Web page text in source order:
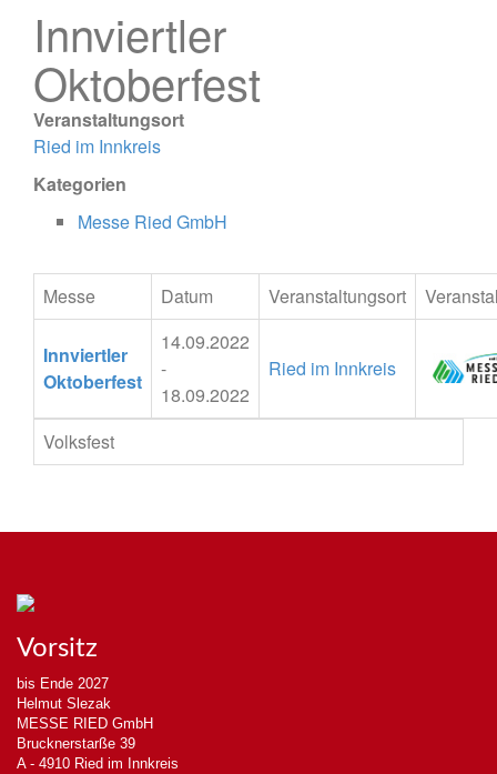
Innviertler
Oktoberfest
Veranstaltungsort
Ried im Innkreis
Kategorien
Messe Ried GmbH
Messe Datum Veranstaltungsort
Innviertler
Oktoberfest
14.09.2022
-
18.09.2022
Ried im Innkreis
Volksfest
Vorsitz
bis Ende 2027
Helmut Slezak
MESSE RIED GmbH
Brucknerstarße 39
A - 4910 Ried im Innkreis